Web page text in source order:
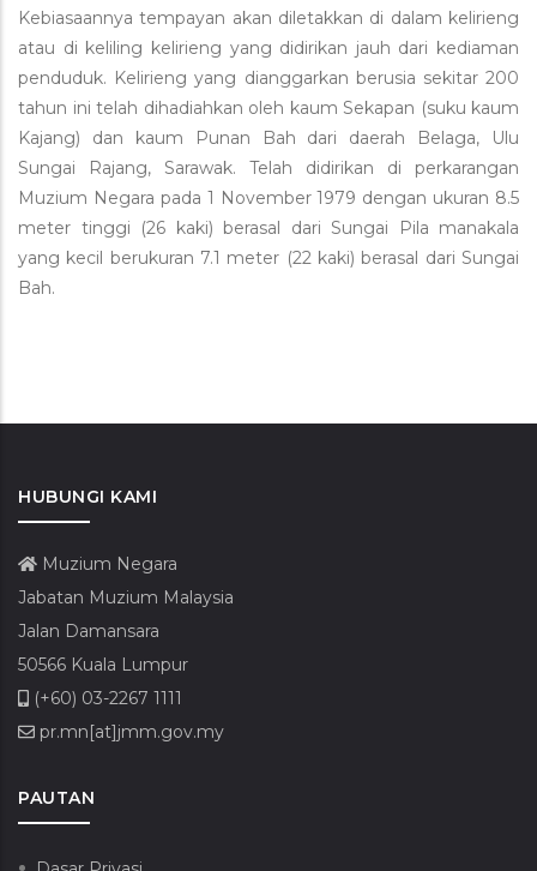
Kebiasaannya tempayan akan diletakkan di dalam kelirieng
atau di keliling kelirieng yang didirikan jauh dari kediaman
penduduk. Kelirieng yang dianggarkan berusia sekitar 200
tahun ini telah dihadiahkan oleh kaum Sekapan (suku kaum
Kajang) dan kaum Punan Bah dari daerah Belaga, Ulu
Sungai Rajang, Sarawak. Telah didirikan di perkarangan
Muzium Negara pada 1 November 1979 dengan ukuran 8.5
meter tinggi (26 kaki) berasal dari Sungai Pila manakala
yang kecil berukuran 7.1 meter (22 kaki) berasal dari Sungai
Bah.
HUBUNGI KAMI
Muzium Negara
Jabatan Muzium Malaysia
Jalan Damansara
50566 Kuala Lumpur
(+60) 03-2267 1111
pr.mn[at]jmm.gov.my
PAUTAN